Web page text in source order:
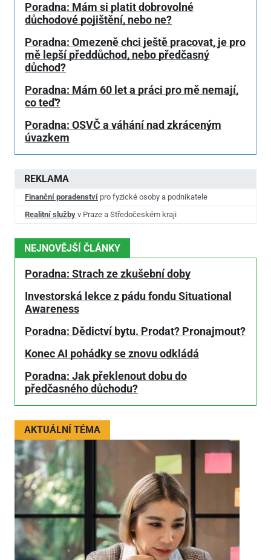
REKLAMA
Finanční poradenství pro fyzické osoby a podnikatele
Realitní služby v Praze a Středočeském kraji
NEJNOVĚJŠÍ ČLÁNKY
Poradna: Strach ze zkušební doby
Investorská lekce z pádu fondu Situational
Awareness
Poradna: Dědictví bytu. Prodat? Pronajmout?
Konec AI pohádky se znovu odkládá
Poradna: Jak překlenout dobu do
předčasného důchodu?
AKTUÁLNÍ TÉMA
Poradna: Mám si platit dobrovolné
důchodové pojištění, nebo ne?
Poradna: Omezeně chci ještě pracovat, je pro
mě lepší předdůchod, nebo předčasný
důchod?
Poradna: Mám 60 let a práci pro mě nemají,
co teď?
Poradna: OSVČ a váhání nad zkráceným
úvazkem